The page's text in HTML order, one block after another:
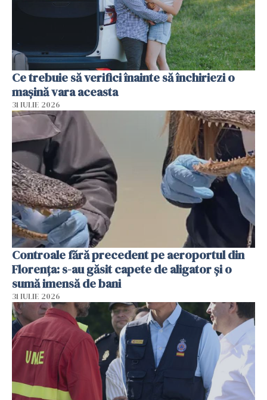
Ce trebuie să verifici înainte să închiriezi o
mașină vara aceasta
31 IULIE 2026
Controale fără precedent pe aeroportul din
Florența: s-au găsit capete de aligator și o
sumă imensă de bani
31 IULIE 2026